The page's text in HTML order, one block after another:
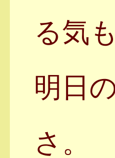
る気
明日
さ。